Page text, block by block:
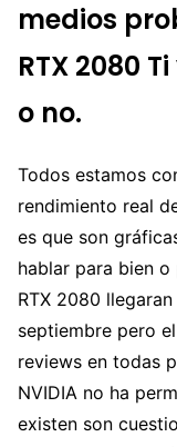
medios
RTX 2080
o no.
Todos estamos
rendimiento real
es que son
hablar para bien o
RTX 2080
septiembre pero
reviews en todas
NVIDIA no ha
existen son